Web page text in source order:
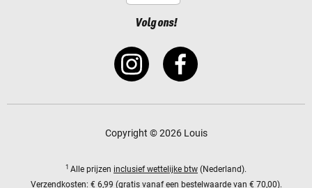
Volg ons!
Copyright © 2026 Louis
1 Alle prijzen inclusief wettelijke btw (Nederland).
Verzendkosten: € 6,99 (gratis vanaf een bestelwaarde van € 70,00).